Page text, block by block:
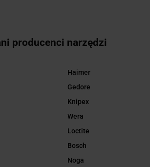
producenci narzędzi
Haimer
Gedore
Knipex
Wera
Loctite
Bosch
Noga